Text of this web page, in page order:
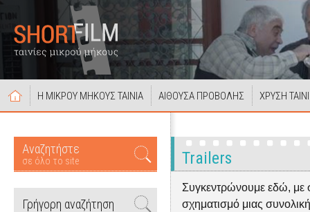
Η ΜΙΚΡΟΥ ΜΗΚΟΥΣ ΤΑΙΝΙΑ ΑΙΘΟΥΣΑ ΠΡΟΒΟΛΗΣ ΧΡΥΣΗ
Αναζητήστε
σε όλο το site
Γρήγορη αναζήτηση
Trailers
Συγκεντρώνουμε εδώ, με
σχηματισμό μιας